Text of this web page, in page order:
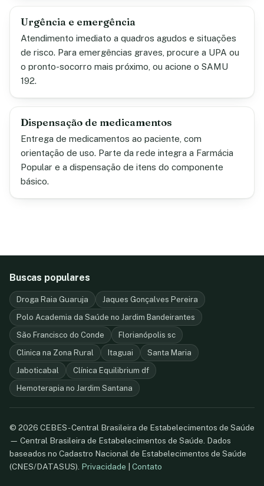
Urgência e emergência
Atendimento imediato a quadros agudos e situações
de risco. Para emergências graves, procure a UPA ou
o pronto-socorro mais próximo, ou acione o SAMU
192.
Dispensação de medicamentos
Entrega de medicamentos ao paciente, com
orientação de uso. Parte da rede integra a Farmácia
Popular e a dispensação de itens do componente
básico.
Buscas populares
Droga Raia Guaruja
Jaques Gonçalves Pereira
Polo Academia da Saúde no Jardim Bandeirantes
São Francisco do Conde
Florianópolis sc
Clinica na Zona Rural
Itaguai
Santa Maria
Jaboticabal
Clínica Equilibrium df
Hemoterapia no Jardim Santana
© 2026 CEBES - Central Brasileira de Estabelecimentos de Saúde
— Central Brasileira de Estabelecimentos de Saúde. Dados
baseados no Cadastro Nacional de Estabelecimentos de Saúde
(CNES/DATASUS). Privacidade Contato